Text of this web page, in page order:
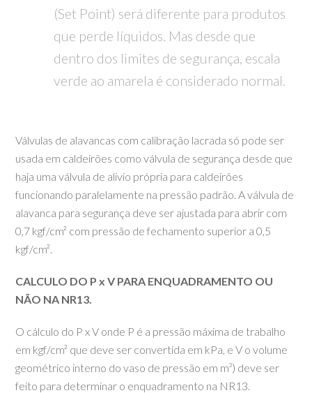
(Set Point) será diferente para produtos
que perde líquidos. Mas desde que
dentro dos limites de segurança, escala
verde ao amarela é considerado normal.
Válvulas de alavancas com calibração lacrada só pode ser
usada em caldeirões como válvula de segurança desde que
haja uma válvula de alivio própria para caldeirões
funcionando paralelamente na pressão padrão. A válvula de
alavanca para segurança deve ser ajustada para abrir com
0,7 kgf/cm² com pressão de fechamento superior a 0,5
kgf/cm².
CALCULO DO P x V PARA ENQUADRAMENTO OU
NÃO NA NR13.
O cálculo do P x V onde P é a pressão máxima de trabalho
em kgf/cm² que deve ser convertida em kPa, e V o volume
geométrico interno do vaso de pressão em m³) deve ser
feito para determinar o enquadramento na NR13.